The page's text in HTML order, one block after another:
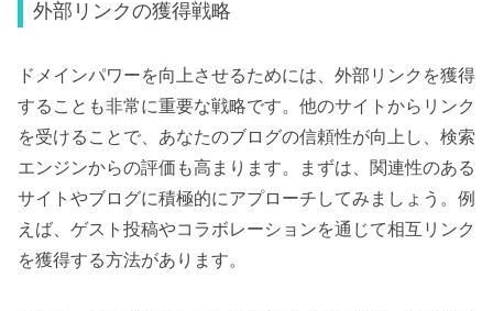
外部リンクの獲得戦略
ドメインパワーを向上させるためには、外部リンクを獲得
することも非常に重要な戦略です。他のサイトからリンク
を受けることで、あなたのブログの信頼性が向上し、検索
エンジンからの評価も高まります。まずは、関連性のある
サイトやブログに積極的にアプローチしてみましょう。例
えば、ゲスト投稿やコラボレーションを通じて相互リンク
を獲得する方法があります。